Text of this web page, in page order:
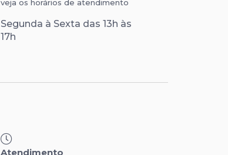
veja os horários de atendimento
Segunda à Sexta das 13h às
17h
Atendimento